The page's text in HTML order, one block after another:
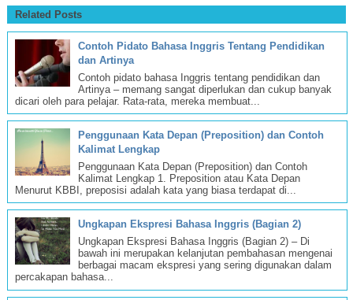
Related Posts
Contoh Pidato Bahasa Inggris Tentang Pendidikan
dan Artinya
Contoh pidato bahasa Inggris tentang pendidikan dan
Artinya – memang sangat diperlukan dan cukup banyak
dicari oleh para pelajar. Rata-rata, mereka membuat...
Penggunaan Kata Depan (Preposition) dan Contoh
Kalimat Lengkap
Penggunaan Kata Depan (Preposition) dan Contoh
Kalimat Lengkap 1. Preposition atau Kata Depan
Menurut KBBI, preposisi adalah kata yang biasa terdapat di...
Ungkapan Ekspresi Bahasa Inggris (Bagian 2)
Ungkapan Ekspresi Bahasa Inggris (Bagian 2) – Di
bawah ini merupakan kelanjutan pembahasan mengenai
berbagai macam ekspresi yang sering digunakan dalam
percakapan bahasa...